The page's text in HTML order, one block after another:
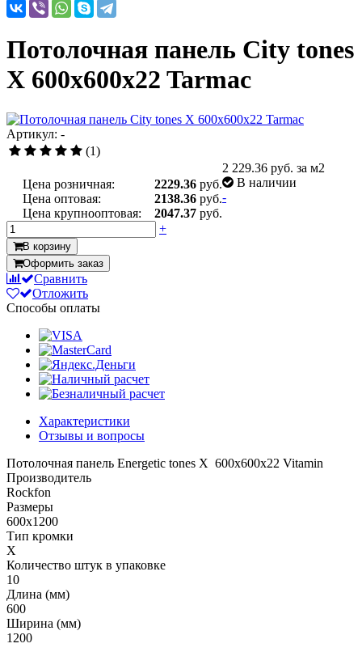
Потолочная панель City tones
X 600x600x22 Tarmac
Артикул: -
(1)
Цена розничная: 2229.36 руб.
Цена оптовая:
2138.36 руб.
Цена крупнооптовая:
2047.37 руб.
2 229.36 руб. за м2
В наличии
-
+
В корзину
Оформить заказ
Сравнить
Отложить
Способы оплаты
Характеристики
Отзывы и вопросы
Потолочная панель Energetic tones X 600x600x22 Vitamin
Производитель
Rockfon
Размеры
600x1200
Тип кромки
X
Количество штук в упаковке
10
Длина (мм)
600
Ширина (мм)
1200